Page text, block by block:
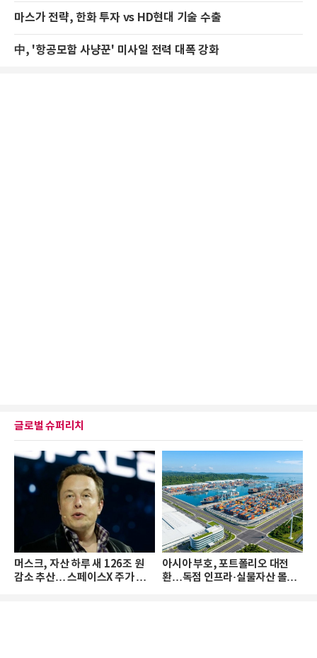
마스가 전략, 한화 투자 vs HD현대 기술 수출
中, '항공모함 사냥꾼' 미사일 전력 대폭 강화
글로벌 슈퍼리치
머스크, 자산 하루 새 126조 원
감소 추산… 스페이스X 주가 하
아시아 부호, 포트폴리오 대전
환…독점 인프라·실물자산 몰린